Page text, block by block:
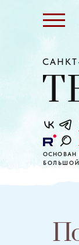
ОСНОВАН
БОЛЬШОЙ